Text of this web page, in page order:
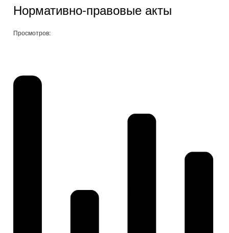
Нормативно-правовые акты
Просмотров: